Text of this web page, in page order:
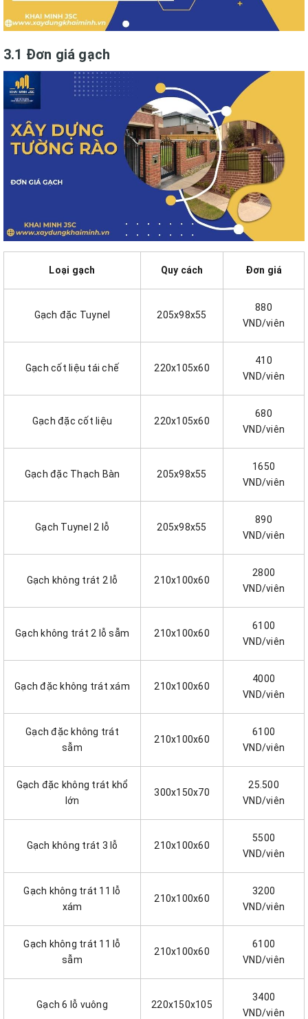
3.1 Đơn giá gạch
Loại gạch Quy cách Đơn giá
Gạch đặc Tuynel 205x98x55
880
VND/viên
Gạch cốt liệu tái chế 220x105x60
410
VND/viên
Gạch đặc cốt liệu 220x105x60
680
VND/viên
Gạch đặc Thạch Bàn 205x98x55
1650
VND/viên
Gạch Tuynel 2 lỗ 205x98x55
890
VND/viên
Gạch không trát 2 lỗ 210x100x60
2800
VND/viên
Gạch không trát 2 lỗ sẫm 210x100x60
6100
VND/viên
Gạch đặc không trát xám 210x100x60
4000
VND/viên
Gạch đặc không trát
sẫm
210x100x60
6100
VND/viên
Gạch đặc không trát khổ
lớn
300x150x70
25.500
VND/viên
Gạch không trát 3 lỗ 210x100x60
5500
VND/viên
Gạch không trát 11 lỗ
xám
210x100x60
3200
VND/viên
Gạch không trát 11 lỗ
sẫm
210x100x60
6100
VND/viên
Gạch 6 lỗ vuông 220x150x105
3400
VND/viên